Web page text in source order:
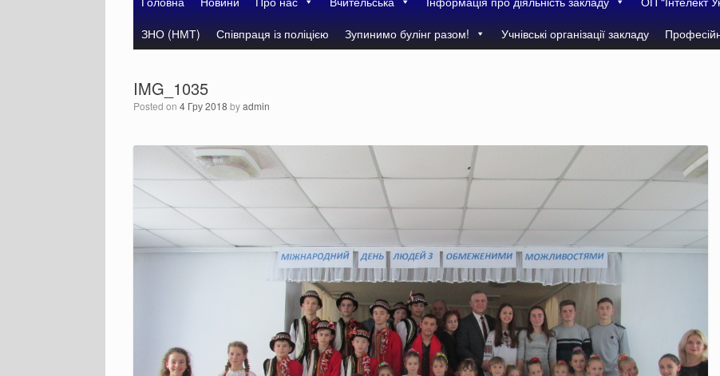
ЗНО (НМТ)
Співпраця із поліцією Зупинимо булінг разом! Учнівські організації закладу
IMG_1035
Posted on 4 Гру 2018 byadmin